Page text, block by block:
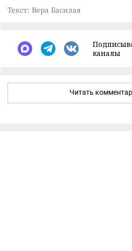
Текст: Вера Басилая
каналы
Читать